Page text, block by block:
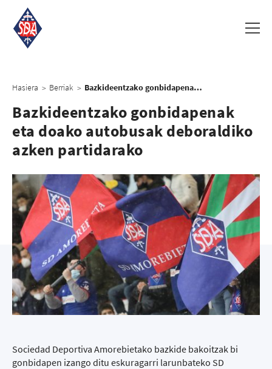
Hasiera > Berriak > Bazkideentzako gonbidapenak eta doako autobusak deboraldiko azken partidarako
Bazkideentzako gonbidapenak
eta doako autobusak deboraldiko
azken partidarako
Sociedad Deportiva Amorebietako bazkide bakoitzak bi
gonbidapen izango ditu eskuragarri larunbateko SD